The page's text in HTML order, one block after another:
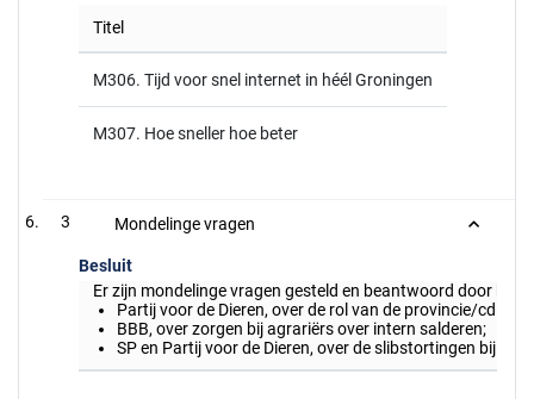
Titel
M306. Tijd voor snel internet in héél Groningen
M307. Hoe sneller hoe beter
3 Mondelinge vragen
Besluit
Er zijn mondelinge vragen gesteld en beantwoord door het
Partij voor de Dieren, over de rol van de provincie/cdK
BBB, over zorgen bij agrariërs over intern salderen;
SP en Partij voor de Dieren, over de slibstortingen bij het